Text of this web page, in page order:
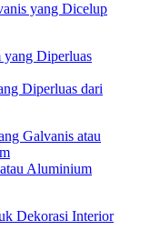
yang Dicelup
Diperluas dari
Aluminium